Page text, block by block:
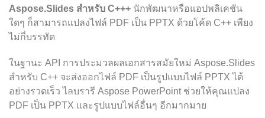
Aspose.Slides สำหรับ C+++ นักพัฒนาหรือแอปพลิเคชัน
ใดๆ ก็สามารถแปลงไฟล์ PDF เป็น PPTX ด้วยโค้ด C++ เพียง
ไม่กี่บรรทัด
ในฐานะ API การประมวลผลเอกสารสมัยใหม่ Aspose.Slides
สำหรับ C++ จะส่งออกไฟล์ PDF เป็นรูปแบบไฟล์ PPTX ได้
อย่างรวดเร็ว ไลบรารี Aspose PowerPoint ช่วยให้คุณแปลง
PDF เป็น PPTX และรูปแบบไฟล์อื่นๆ อีกมากมาย